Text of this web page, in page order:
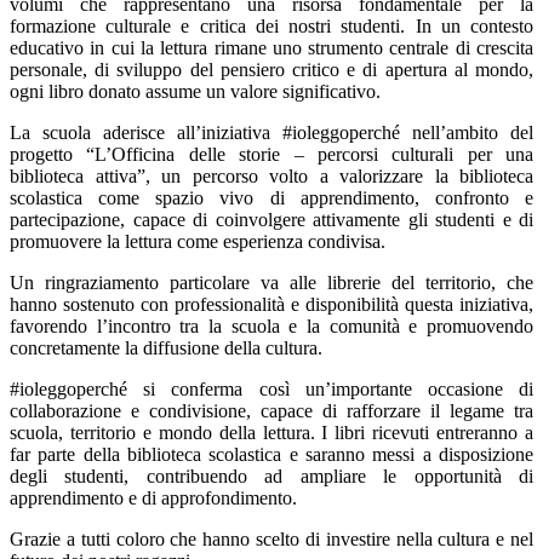
volumi che rappresentano una risorsa fondamentale per la
formazione culturale e critica dei nostri studenti. In un contesto
educativo in cui la lettura rimane uno strumento centrale di crescita
personale, di sviluppo del pensiero critico e di apertura al mondo,
ogni libro donato assume un valore significativo.
La scuola aderisce all’iniziativa #ioleggoperché nell’ambito del
progetto “L’Officina delle storie – percorsi culturali per una
biblioteca attiva”, un percorso volto a valorizzare la biblioteca
scolastica come spazio vivo di apprendimento, confronto e
partecipazione, capace di coinvolgere attivamente gli studenti e di
promuovere la lettura come esperienza condivisa.
Un ringraziamento particolare va alle librerie del territorio, che
hanno sostenuto con professionalità e disponibilità questa iniziativa,
favorendo l’incontro tra la scuola e la comunità e promuovendo
concretamente la diffusione della cultura.
#ioleggoperché si conferma così un’importante occasione di
collaborazione e condivisione, capace di rafforzare il legame tra
scuola, territorio e mondo della lettura. I libri ricevuti entreranno a
far parte della biblioteca scolastica e saranno messi a disposizione
degli studenti, contribuendo ad ampliare le opportunità di
apprendimento e di approfondimento.
Grazie a tutti coloro che hanno scelto di investire nella cultura e nel